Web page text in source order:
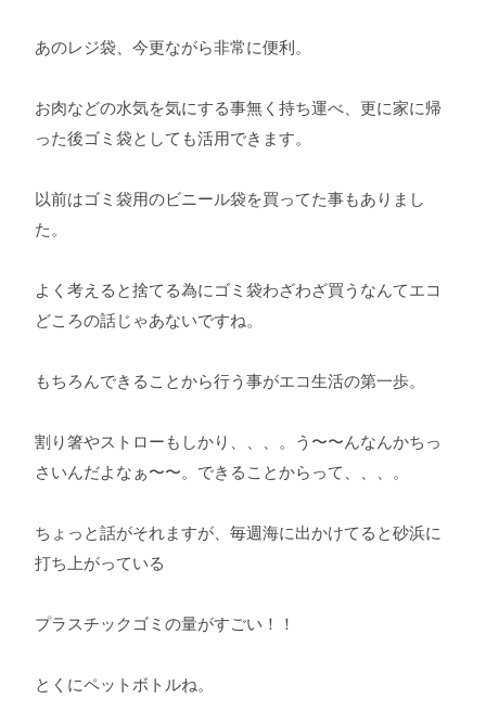
あのレジ袋、今更ながら非常に便利。
お肉などの水気を気にする事無く持ち運べ、更に家に帰
った後ゴミ袋としても活用できます。
以前はゴミ袋用のビニール袋を買ってた事もありまし
た。
よく考えると捨てる為にゴミ袋わざわざ買うなんてエコ
どころの話じゃあないですね。
もちろんできることから行う事がエコ生活の第一歩。
割り箸やストローもしかり、、、。う〜〜んなんかちっ
さいんだよなぁ〜〜。できることからって、、、。
ちょっと話がそれますが、毎週海に出かけてると砂浜に
打ち上がっている
プラスチックゴミの量がすごい！！
とくにペットボトルね。